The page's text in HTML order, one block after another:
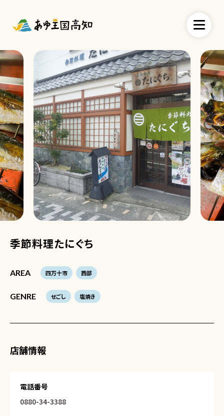
季節料理たにぐち
AREA 四万十市 西部
GENRE せごし 塩焼き
店舗情報
電話番号
0880-34-3388